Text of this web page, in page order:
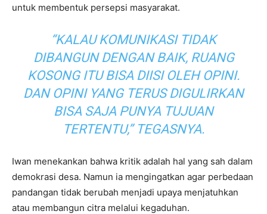
untuk membentuk persepsi masyarakat.
“KALAU KOMUNIKASI TIDAK
DIBANGUN DENGAN BAIK, RUANG
KOSONG ITU BISA DIISI OLEH OPINI.
DAN OPINI YANG TERUS DIGULIRKAN
BISA SAJA PUNYA TUJUAN
TERTENTU,” TEGASNYA.
Iwan menekankan bahwa kritik adalah hal yang sah dalam
demokrasi desa. Namun ia mengingatkan agar perbedaan
pandangan tidak berubah menjadi upaya menjatuhkan
atau membangun citra melalui kegaduhan.